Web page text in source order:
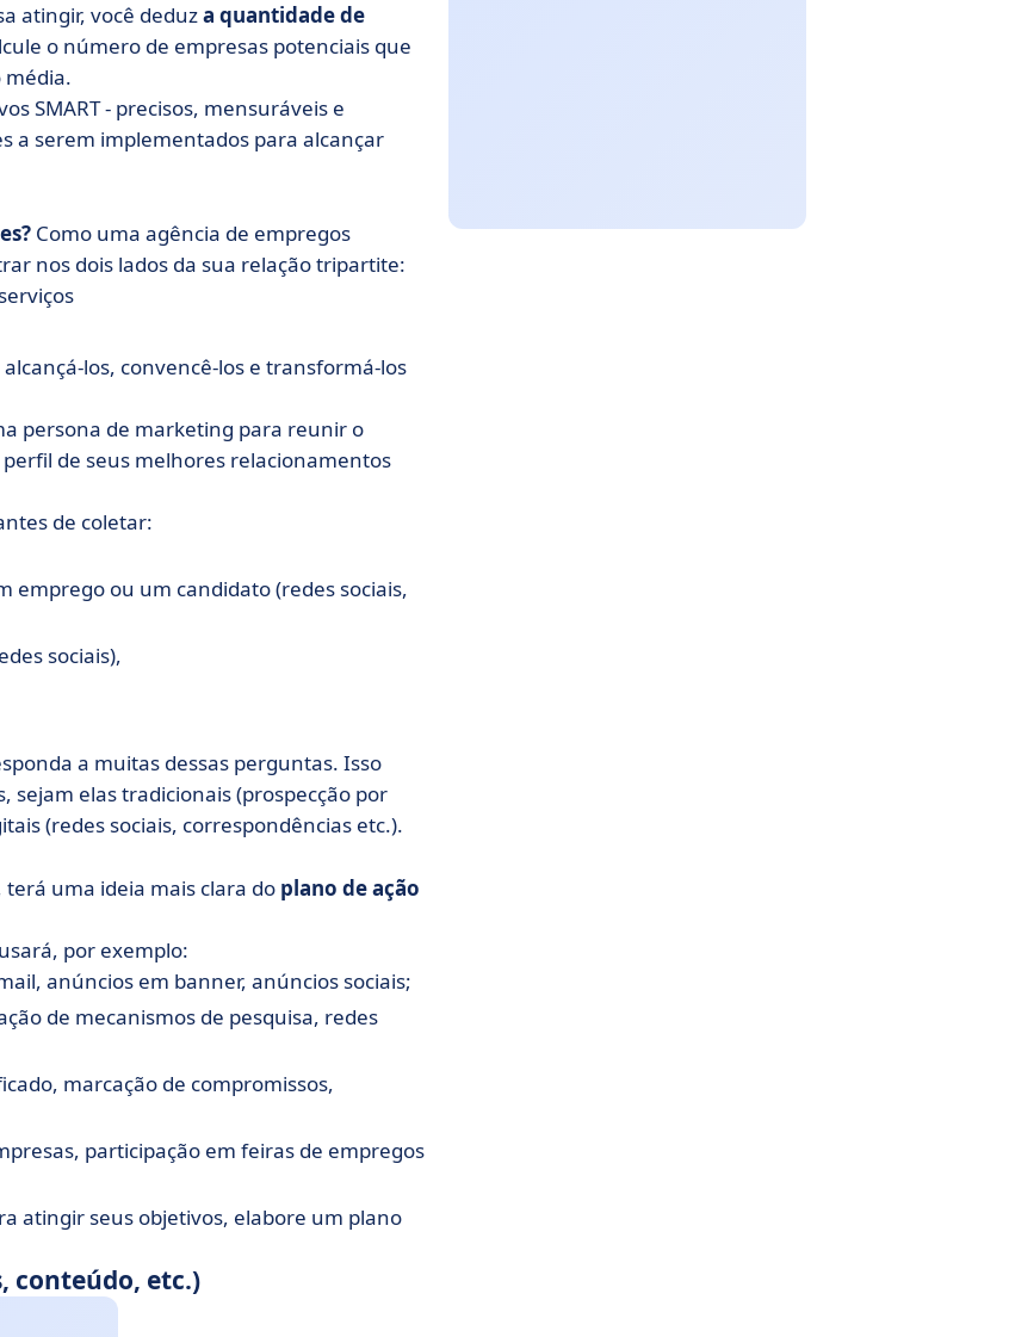
atingir, você deduza quantidade de
o número de empresas potenciais que
média.
SMART - precisos, mensuráveis e
a serem implementados para alcançar
Como uma agência de empregos
nos dois lados da sua relação tripartite:
los, convencê-los e transformá-los
persona de marketing para reunir o
de seus melhores relacionamentos
de coletar:
emprego ou um candidato (redes sociais,
sociais),
a muitas dessas perguntas. Isso
elas tradicionais (prospecção por
(redes sociais, correspondências etc.).
uma ideia mais clara do plano de ação
por exemplo:
anúncios em banner, anúncios sociais;
de mecanismos de pesquisa, redes
marcação de compromissos,
participação em feiras de empregos
atingir seus objetivos, elabore um plano
conteúdo, etc.)